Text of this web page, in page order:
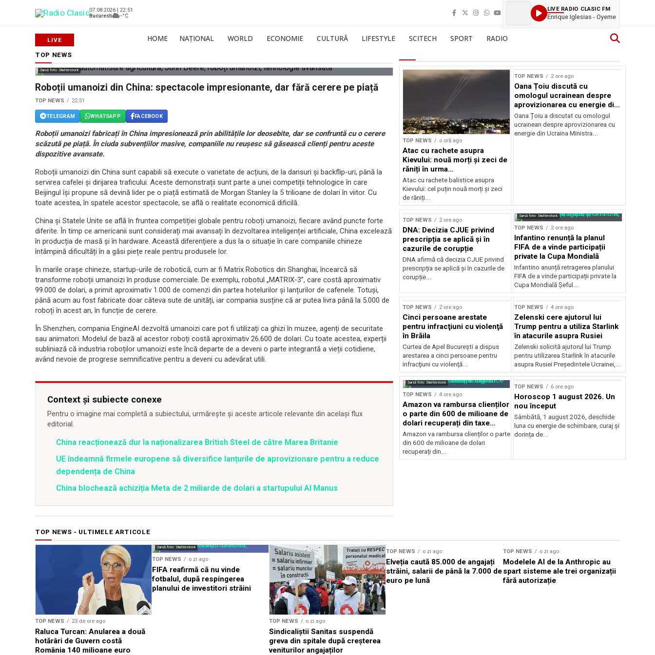
07.08.2026 | 22:51
Bucuresti
--°C
LIVE RADIO CLASIC FM
Enrique Iglesias - Oyeme
HOME NAȚIONAL WORLD ECONOMIE CULTURĂ LIFESTYLE SCITECH SPORT RADIO
TOP NEWS
Sursă foto: Shutterstock
Roboții umanoizi din China: spectacole impresionante, dar fără cerere pe piață
TOP NEWS 22:51
TELEGRAM WHATSAPP FACEBOOK
Roboții umanoizi fabricați în China impresionează prin abilitățile lor deosebite, dar se confruntă cu o cerere
scăzută pe piață. În ciuda subvențiilor masive, companiile nu reușesc să găsească clienți pentru aceste
dispozitive avansate.
Roboții umanoizi din China sunt capabili să execute o varietate de acțiuni, de la dansuri și backflip-uri, până la
servirea cafelei și dirijarea traficului. Aceste demonstrații sunt parte a unei competiții tehnologice în care
Beijingul își propune să devină lider pe o piață estimată de Morgan Stanley la 5 trilioane de dolari în viitor. Cu
toate acestea, în spatele acestor spectacole, se află o realitate economică dificilă.
China și Statele Unite se află în fruntea competiției globale pentru roboți umanoizi, fiecare având puncte forte
diferite. În timp ce americanii sunt considerați mai avansați în dezvoltarea inteligenței artificiale, China excelează
în producția de masă și în hardware. Această diferențiere a dus la o situație în care companiile chineze
întâmpină dificultăți în a găsi piețe reale pentru produsele lor.
În marile orașe chineze, startup-urile de robotică, cum ar fi Matrix Robotics din Shanghai, încearcă să
transforme roboții umanoizi în produse comerciale. De exemplu, robotul „MATRIX-3”, care costă aproximativ
99.000 de dolari, a primit aproximativ 1.000 de comenzi din partea hotelurilor și lanțurilor de cafenele. Totuși,
până acum au fost fabricate doar câteva sute de unități, iar compania susține că ar putea livra până la 5.000 de
roboți în acest an, în funcție de cerere.
În Shenzhen, compania EngineAI dezvoltă umanoizi care pot fi utilizați ca ghizi în muzee, agenți de securitate
sau animatori. Modelul de bază al acestor roboți costă aproximativ 26.600 de dolari. Cu toate acestea, experții
subliniază că industria roboților umanoizi este încă departe de a deveni o parte integrantă a vieții cotidiene,
având nevoie de progrese semnificative pentru a deveni cu adevărat utili.
Context și subiecte conexe
Pentru o imagine mai completă a subiectului, urmărește și aceste articole relevante din același flux
editorial.
China reacționează dur la naționalizarea British Steel de către Marea Britanie
UE îndeamnă firmele europene să diversifice lanțurile de aprovizionare pentru a reduce
dependența de China
China blochează achiziția Meta de 2 miliarde de dolari a startupului AI Manus
TOP NEWS o oră ago
Atac cu rachete asupra
Kievului: nouă morți și zeci de
răniți în urma
bombardamentelor
Atac cu rachete balistice asupra
Kievului: cel puțin nouă morți și zeci
de răniți...
TOP NEWS 2 ore ago
Oana Țoiu discută cu
omologul ucrainean despre
aprovizionarea cu energie din
Ucraina
Oana Țoiu a discutat cu omologul
ucrainean despre aprovizionarea cu
energie din Ucraina Ministra...
TOP NEWS 2 ore ago
DNA: Decizia CJUE privind
prescripția se aplică și în
cazurile de corupție
DNA afirmă că decizia CJUE privind
prescripția se aplică și în cazurile de
corupție...
Sursă foto: Shutterstock
TOP NEWS 2 ore ago
Infantino renunță la planul
FIFA de a vinde participații
private la Cupa Mondială
Infantino anunță retragerea planului
FIFA de a vinde participații private la
Cupa Mondială Șeful...
TOP NEWS 2 ore ago
Cinci persoane arestate
pentru infracţiuni cu violenţă
în Brăila
Curtea de Apel Bucureşti a dispus
arestarea a cinci persoane pentru
infracţiuni cu violenţă...
TOP NEWS 4 ore ago
Zelenski cere ajutorul lui
Trump pentru a utiliza Starlink
în atacurile asupra Rusiei
Zelenski solicită ajutorul lui Trump
pentru utilizarea Starlink în atacurile
asupra Rusiei Președintele Ucrainei,...
Sursă foto: Shutterstock
TOP NEWS 4 ore ago
Amazon va rambursa clienților
o parte din 600 de milioane de
dolari recuperați din taxe
vamale
Amazon va rambursa clienților o parte
din 600 de milioane de dolari
recuperați din...
TOP NEWS 6 ore ago
Horoscop 1 august 2026. Un
nou început
Sâmbătă, 1 august 2026, deschide
luna cu energie de schimbare, curaj și
dorința de...
TOP NEWS - ULTIMELE ARTICOLE
TOP NEWS 23 de ore ago
Raluca Turcan: Anularea a două
hotărâri de Guvern costă
România 140 milioane euro
Sursă foto: Shutterstock
TOP NEWS o zi ago
FIFA reafirmă că nu vinde
fotbalul, după respingerea
planului de investitori străini
TOP NEWS o zi ago
Sindicaliștii Sanitas suspendă
greva din spitale după creșterea
veniturilor angajaților
TOP NEWS o zi ago
Elveția caută 85.000 de angajați
străini, salarii de până la 7.000 de
euro pe lună
TOP NEWS o zi ago
Modelele AI de la Anthropic au
spart sisteme ale trei organizații
fără autorizație